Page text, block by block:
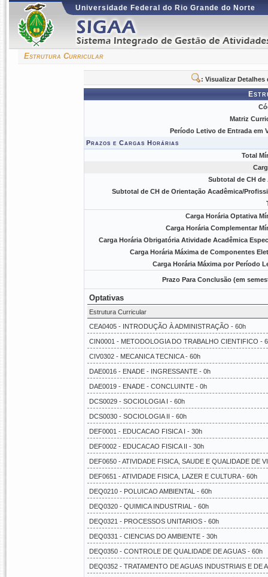
Universidade Federal do Rio Grande do Norte
Estrutura Curricular
: Visualizar
Matriz
Período Letivo de Entrada em
Prazos e Cargas Horárias
Total
Subtotal de CH de
Subtotal de CH de Orientação Acadêmica/
Carga Horária Optativa
Carga Horária Complementar
Carga Horária Obrigatória Atividade Acadêmica
Carga Horária Máxima de Componentes
Carga Horária Máxima por Período
Prazo Para Conclusão (em
Optativas
Estrutura Curricular
CEA0405 - INTRODUÇÃO À ADMINISTRAÇÃO - 60h
CIN0001 - METODOLOGIA DO TRABALHO CIENTIFICO -
CIV0302 - MECANICA TECNICA - 60h
DAE0016 - ENADE - INGRESSANTE - 0h
DAE0019 - ENADE - CONCLUINTE - 0h
DCS0029 - SOCIOLOGIA I - 60h
DCS0030 - SOCIOLOGIA II - 60h
DEF0001 - EDUCACAO FISICA I - 30h
DEF0002 - EDUCACAO FISICA II - 30h
DEF0650 - ATIVIDADE FISICA, SAUDE E QUALIDADE DE
DEF0651 - ATIVIDADE FISICA, LAZER E CULTURA - 60h
DEQ0210 - POLUICAO AMBIENTAL - 60h
DEQ0320 - QUIMICA INDUSTRIAL - 60h
DEQ0321 - PROCESSOS UNITARIOS - 60h
DEQ0331 - CIENCIAS DO AMBIENTE - 30h
DEQ0350 - CONTROLE DE QUALIDADE DE AGUAS - 60h
DEQ0352 - TRATAMENTO DE AGUAS INDUSTRIAIS E DE